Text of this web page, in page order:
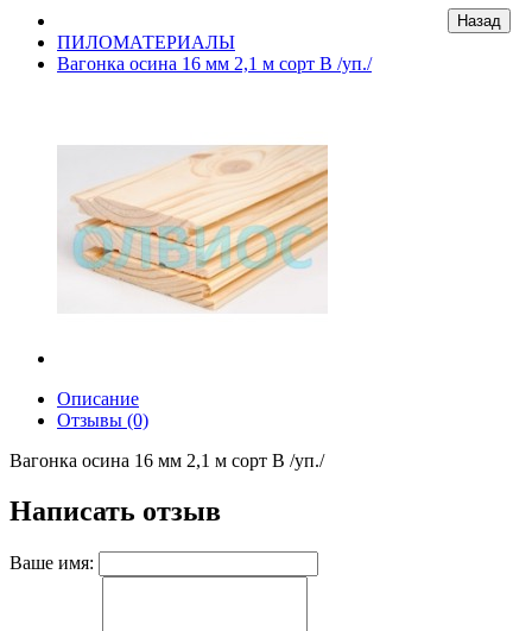
ПИЛОМАТЕРИАЛЫ
Вагонка осина 16 мм 2,1 м сорт В /уп./
Описание
Отзывы (0)
Вагонка осина 16 мм 2,1 м сорт В /уп./
Написать отзыв
Ваше имя: